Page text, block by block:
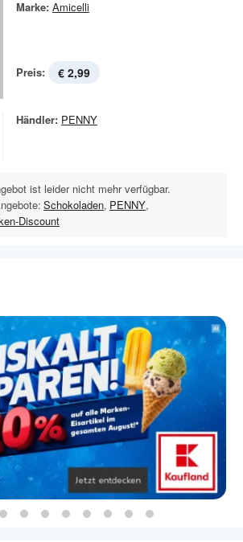
Marke: Amicelli
Preis: € 2,99
Händler: PENNY
ist leider nicht mehr verfügbar.
Schokoladen, PENNY,
Discount